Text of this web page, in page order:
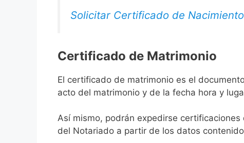
Solicitar Certificado de Nacimiento
Certificado de Matrimonio
El certificado de matrimonio es el
acto del matrimonio y de la fecha hora y
Así mismo, podrán expedirse
del Notariado a partir de los datos